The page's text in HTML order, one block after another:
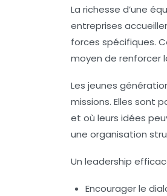
La richesse d’une
entreprises
forces spécifiques.
moyen de renforcer
Les jeunes
missions. Elles sont
et où leurs idées
une organisation
Un leadership
Encourager le